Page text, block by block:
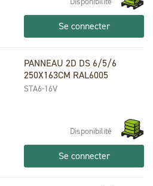
Se connecter
PANNEAU 2D DS 6/5/6
250X163CM RAL6005
STA6-16V
Disponibilité
Se connecter